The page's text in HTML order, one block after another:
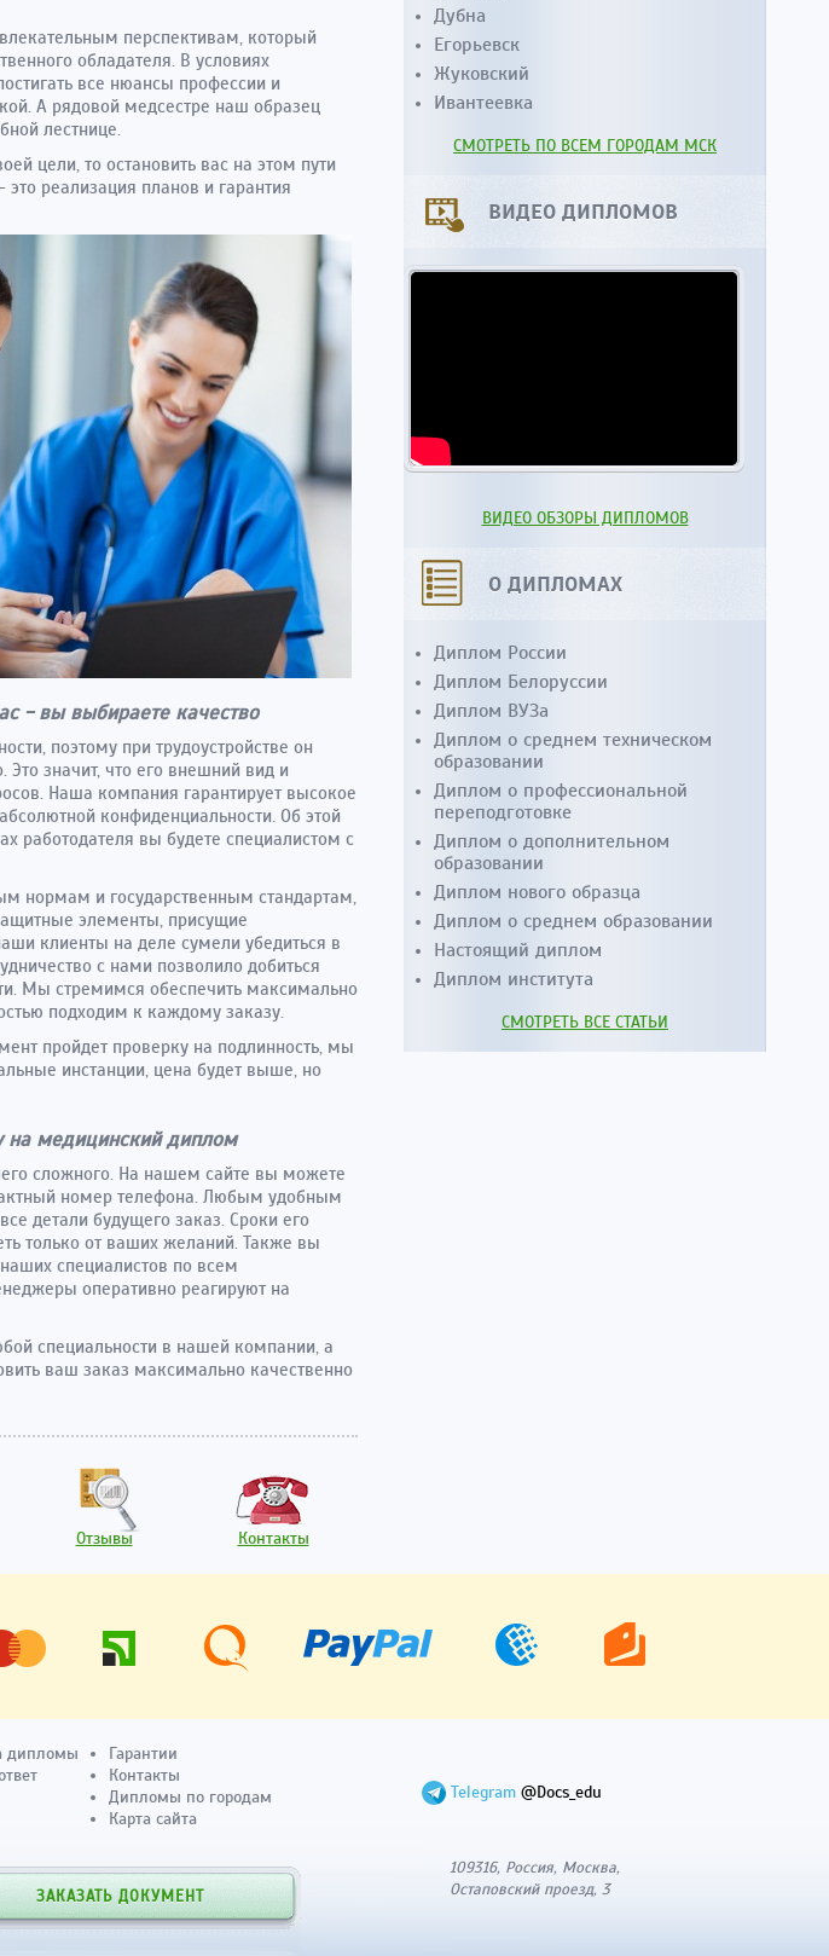
перспективам, который
обладателя. В условиях
все нюансы профессии и
А рядовой медсестре наш образец
лестнице.
цели, то остановить вас на этом пути
реализация планов и гарантия
- вы выбираете качество
поэтому при трудоустройстве он
Это значит, что его внешний вид и
Наша компания гарантирует высокое
конфиденциальности. Об этой
работодателя вы будете специалистом с
нормам и государственным стандартам,
элементы, присущие
клиенты на деле сумели убедиться в
с нами позволило добиться
Мы стремимся обеспечить максимально
подходим к каждому заказу.
пройдет проверку на подлинность, мы
инстанции, цена будет выше, но
на медицинский диплом
сложного. На нашем сайте вы можете
номер телефона. Любым удобным
детали будущего заказ. Сроки его
только от ваших желаний. Также вы
специалистов по всем
оперативно реагируют на
специальности в нашей компании, а
ваш заказ максимально качественно
Отзывы Контакты
Дубна
Егорьевск
Жуковский
Ивантеевка
СМОТРЕТЬ ПО ВСЕМ ГОРОДАМ МСК
ВИДЕО ДИПЛОМОВ
ВИДЕО ОБЗОРЫ ДИПЛОМОВ
О ДИПЛОМАХ
Диплом России
Диплом Белоруссии
Диплом ВУЗа
Диплом о среднем техническом
образовании
Диплом о профессиональной
переподготовке
Диплом о дополнительном
образовании
Диплом нового образца
Диплом о среднем образовании
Настоящий диплом
Диплом института
СМОТРЕТЬ ВСЕ СТАТЬИ
дипломы
Гарантии
Контакты
Дипломы по городам
Карта сайта
ЗАКАЗАТЬ ДОКУМЕНТ
Telegram @Docs_edu
109316, Россия, Москва,
Остаповский проезд, 3